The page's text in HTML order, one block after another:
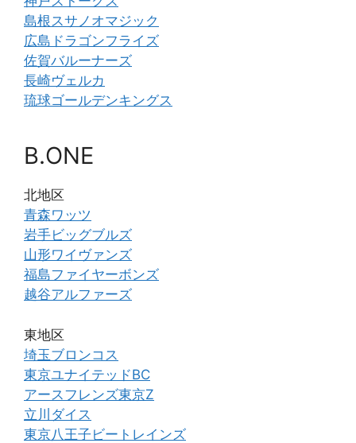
島根スサノオマジック
広島ドラゴンフライズ
佐賀バルーナーズ
長崎ヴェルカ
琉球ゴールデンキングス
B.ONE
北地区
青森ワッツ
岩手ビッグブルズ
山形ワイヴァンズ
福島ファイヤーボンズ
越谷アルファーズ
東地区
埼玉ブロンコス
東京ユナイテッドBC
アースフレンズ東京Z
立川ダイス
東京八王子ビートレインズ